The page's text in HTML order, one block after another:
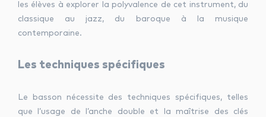
les élèves à explorer la polyvalence de cet instrument, du
classique au jazz, du baroque à la musique
contemporaine.
Les techniques spécifiques
Le basson nécessite des techniques spécifiques, telles
que l’usage de l’anche double et la maîtrise des clés